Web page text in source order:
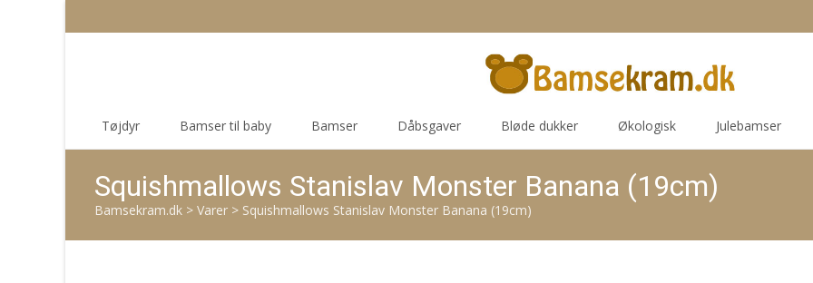
Tøjdyr Bamser til baby Bamser Dåbsgaver Bløde dukker Økologisk Julebamser
Squishmallows Stanislav Monster Banana (19cm)
Bamsekram.dk > Varer > Squishmallows Stanislav Monster Banana (19cm)